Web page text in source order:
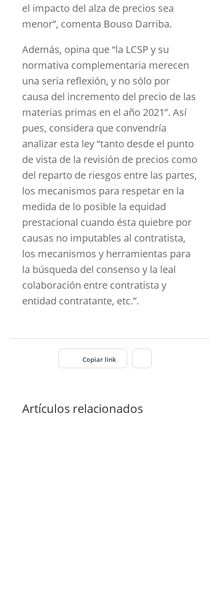
el impacto del alza de precios sea
menor”, comenta Bouso Darriba.
Además, opina que “la LCSP y su
normativa complementaria merecen
una seria reflexión, y no sólo por
causa del incremento del precio de las
materias primas en el año 2021”. Así
pues, considera que convendría
analizar esta ley “tanto desde el punto
de vista de la revisión de precios como
del reparto de riesgos entre las partes,
los mecanismos para respetar en la
medida de lo posible la equidad
prestacional cuando ésta quiebre por
causas no imputables al contratista,
los mecanismos y herramientas para
la búsqueda del consenso y la leal
colaboración entre contratista y
entidad contratante, etc.”.
Copiar link
Artículos relacionados